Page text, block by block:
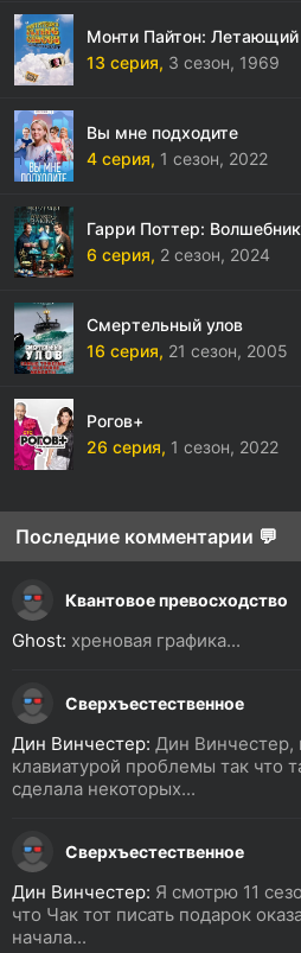
Монти Пайтон:
13 серия, 3 сезон, 1969
Вы мне подходите
4 серия, 1 сезон, 2022
Гарри Поттер:
6 серия, 2 сезон, 2024
Смертельный улов
16 серия, 21 сезон, 2005
Рогов+
26 серия, 1 сезон, 2022
Последние комментарии 💬
Квантовое превосходство
Ghost: хреновая графика...
Сверхъестественное
Дин Винчестер: Дин Винчестер,
клавиатурой проблемы так что
сделала некоторых...
Сверхъестественное
Дин Винчестер: Я смотрю 11
что Чак тот писать подарок
начала...